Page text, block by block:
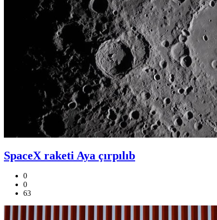
SpaceX raketi Aya çırpılıb
0
0
63